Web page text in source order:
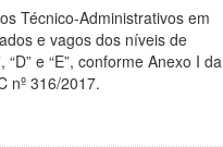
Técnico-Administrativos em
e vagos dos níveis de
“D” e “E”, conforme Anexo I da
nº 316/2017.